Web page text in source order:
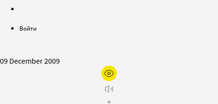
Войти
09 December 2009